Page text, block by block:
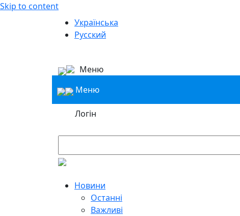
Skip to content
Українська
Русский
Меню
Меню
Логін
Новини
Останні
Важливі